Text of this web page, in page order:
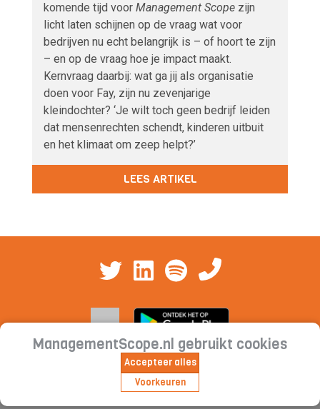
komende tijd voor Management Scope zijn
licht laten schijnen op de vraag wat voor
bedrijven nu echt belangrijk is – of hoort te zijn
– en op de vraag hoe je impact maakt.
Kernvraag daarbij: wat ga jij als organisatie
doen voor Fay, zijn nu zevenjarige
kleindochter? ‘Je wilt toch geen bedrijf leiden
dat mensenrechten schendt, kinderen uitbuit
en het klimaat om zeep helpt?’
LEES ARTIKEL
Cookieverklaring | Privacyverklaring |
Abonnementsvoorwaarden
ManagementScope.nl gebruikt cookies
Accepteer alles
Voorkeuren